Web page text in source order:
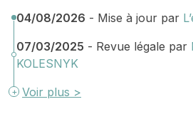
04/08/2026 - Mise à jour par
07/03/2025 - Revue légale par
KOLESNYK
Voir plus >